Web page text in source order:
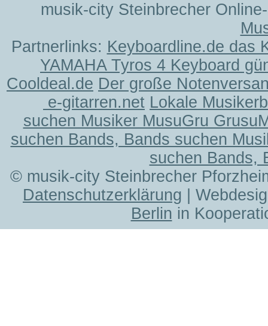
musik-city Steinbrecher
Partnerlinks: Keyboardline.de das
YAMAHA Tyros 4 Keyboard
Cooldeal.de Der große
e-gitarren.net Lokale
suchen Musiker MusuGru
suchen Bands, Bands suchen
suchen Bands,
© musik-city Steinbrecher
Datenschutzerklärung |
Berlin in